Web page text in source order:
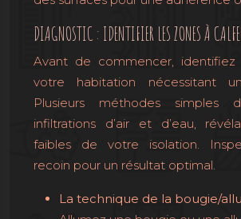
DIAGNOSTIC : IDENTIFIER LES ZONES À
Avant de commencer,
votre habitation nécessitant
Plusieurs méthodes simples
infiltrations d’air et d’eau,
faibles de votre isolation.
recoin pour un résultat optimal.
La technique de la bougie/